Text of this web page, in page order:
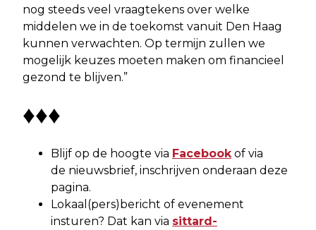
nog steeds veel vraagtekens over welke
middelen we in de toekomst vanuit Den Haag
kunnen verwachten. Op termijn zullen we
mogelijk keuzes moeten maken om financieel
gezond te blijven.”
♦♦♦
Blijf op de hoogte via Facebookof via
de nieuwsbrief, inschrijven onderaan deze
pagina.
Lokaal(pers)bericht of evenement
insturen? Dat kan via sittard-